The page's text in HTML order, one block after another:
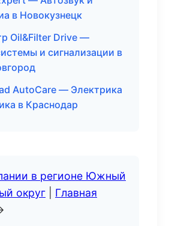
в Новокузнецк
Oil&Filter Drive —
и сигнализации в
AutoCare — Электрика
в Краснодар
в регионе Южный
округ
Главная